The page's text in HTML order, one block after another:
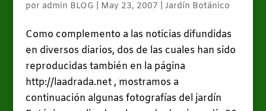
por admin BLOG May 23, 2007 Jardín Botánico
Como complemento a las noticias difundidas
en diversos diarios, dos de las cuales han sido
reproducidas también en la página
http://laadrada.net , mostramos a
continuación algunas fotografías del jardín